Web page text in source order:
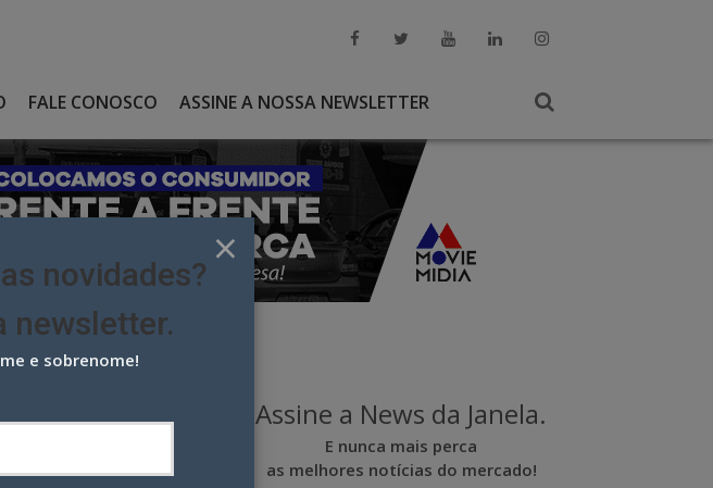
FALE CONOSCO ASSINE A NOSSA NEWSLETTER
na
Assine a News da Janela.
E nunca mais perca
as melhores notícias do mercado!
×
novidades?
newsletter.
e sobrenome!